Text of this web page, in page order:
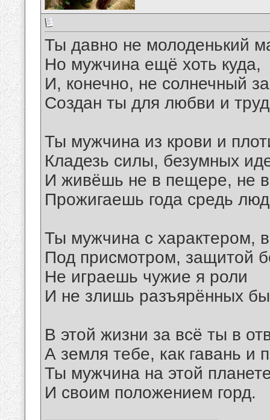
Ты давно не молоденький
Но мужчина ещё хоть куда,
И, конечно, не солнечный
Создан ты для любви и
Ты мужчина из крови и
Кладезь силы, безумных
И живёшь не в пещере, не в
Прожигаешь года средь
Ты мужчина с характером,
Под присмотром, защитой
Не играешь чужие я роли
И не злишь разъярённых
В этой жизни за всё ты в
А земля тебе, как гавань и
Ты мужчина на этой
И своим положением горд.